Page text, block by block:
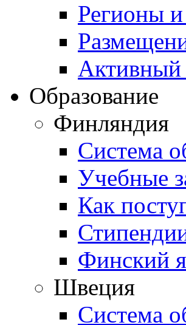
Регионы и
Активный
Образование
Финляндия
Система
Учебные
Как
Финский
Швеция
Система